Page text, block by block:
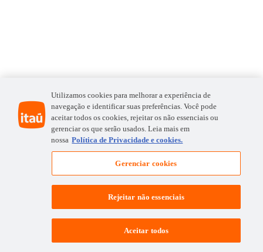
Utilizamos cookies para melhorar a experiência de
navegação e identificar suas preferências. Você pode
aceitar todos os cookies, rejeitar os não essenciais ou
gerenciar os que serão usados. Leia mais em
nossa Política de Privacidade e cookies.
Gerenciar cookies
Rejeitar não essenciais
Aceitar todos